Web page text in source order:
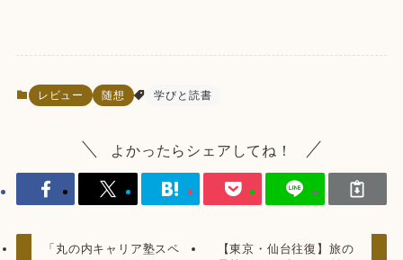
レビュー 随想 学びと読書
よかったらシェアしてね！
「丸の内キャリア塾スペ
【東京・仙台往復】旅の